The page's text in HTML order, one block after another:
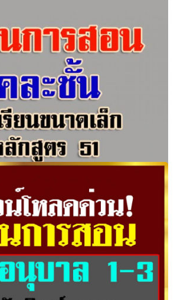
คละชั้น โรงเรียนขนาดเล็ก ฉบับปรับปรุง
กนกลาง 2551 ภาคเรียนที่ 2